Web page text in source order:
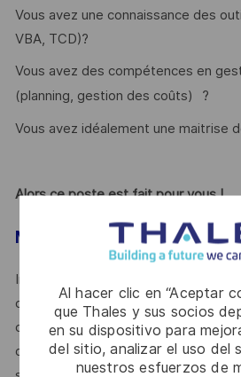
Al hacer clic en “Aceptar
que Thales y sus socios
en su dispositivo para
del sitio, analizar el uso del
nuestros esfuerzos de
Vous avez une connaissance des
VBA, TCD)?
Vous avez des compétences en
(planning, gestion des coûts)
?
Vous avez idéalement une maitrise
Alors ce poste est fait pour vous !
MOT DE L’ÉQUIPE / DU
Intégrer l’équipe des opérations
centre de compétence Guerre
cœur du réacteur pour appréhender
d’une organisation d’ingénierie